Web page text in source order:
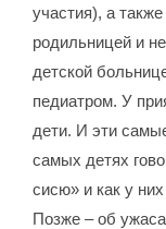
участия), а
родильницей и
детской
педиатром. У
дети. И эти
самых детях
сисю» и как у
Позже – об